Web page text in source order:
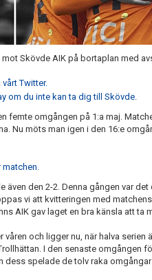
Skövde AIK på bortaplan med
Twitter.
om du inte kan ta dig till Skövde.
femte omgången på 1:a maj.
Nu möts man igen i den 16:e
även den 2-2. Denna gången var
vi att kvitteringen med
AIK gav laget en bra känsla att ta
våren och ligger nu, när halva
I den senaste omgången
dess spelade de tolv raka